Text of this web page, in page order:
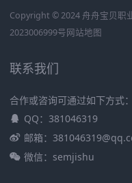
Copyright © 2024 舟舟宝贝职
2023006999号网站地图
联系我们
合作或咨询可通过如下方式：
QQ：381046319
邮箱：
微信：semjishu